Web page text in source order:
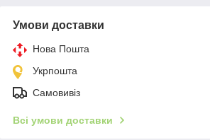
Умови доставки
Нова Пошта
Укрпошта
Самовивіз
Всі умови доставки